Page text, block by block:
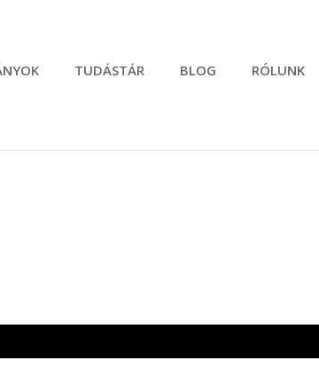
TUDÁSTÁR BLOG RÓLUNK